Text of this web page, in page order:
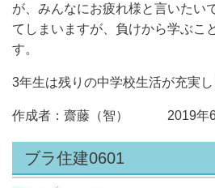
が、みんなにお疲れ様と言いたい
てしまいますが、負けから学ぶこ
す。
3年生は残りの中学校生活が充実し
作成者：齋藤（智） 2019年6
ブラ住建0601